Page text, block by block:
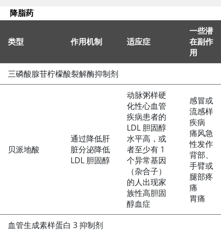
降脂药
降脂药
类型 作用机制 适应症
一些潜
在副作
用
三磷酸腺苷柠檬酸裂解酶抑制剂
贝派地酸
通过降低肝
脏分泌降低
LDL 胆固醇
动脉粥样硬
化性心血管
疾病患者的
LDL 胆固醇
水平高，或
者至少有 1
个异常基因
（杂合子）
的人出现家
族性高胆固
醇血症
感冒或
流感样
疾病
痛风急
性发作
背部、
手臂或
腿部疼
痛
胃痛
血管生成素样蛋白 3 抑制剂